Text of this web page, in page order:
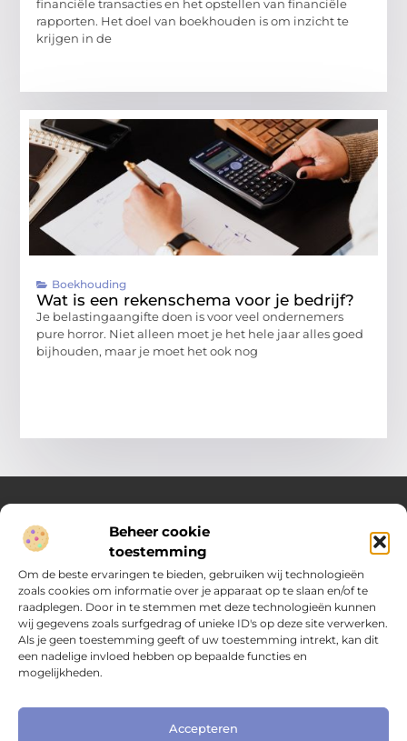
Beheer cookie
toestemming
Om de beste ervaringen te bieden, gebruiken wij technologieën
zoals cookies om informatie over je apparaat op te slaan en/of te
raadplegen. Door in te stemmen met deze technologieën kunnen
wij gegevens zoals surfgedrag of unieke ID's op deze site verwerken.
Als je geen toestemming geeft of uw toestemming intrekt, kan dit
een nadelige invloed hebben op bepaalde functies en
mogelijkheden.
Accepteren
financiële transacties en het opstellen van financiële
rapporten. Het doel van boekhouden is om inzicht te
krijgen in de
Boekhouding
Wat is een rekenschema voor je bedrijf?
Je belastingaangifte doen is voor veel ondernemers
pure horror. Niet alleen moet je het hele jaar alles goed
bijhouden, maar je moet het ook nog
Over Compleet Zakelijk
Praktische inzichten voor slimme beslissingen
Laat je inspireren door diverse artikelen vol toepasbare tips,
heldere inzichten en frisse perspectieven. Alles wat je nodig
hebt om met vertrouwen en overzicht keuzes te maken in het
dagelijks leven en werk.